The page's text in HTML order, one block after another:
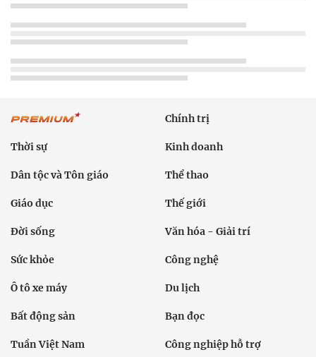
Chính trị
Thời sự Kinh doanh
Dân tộc và Tôn giáo Thể thao
Giáo dục Thế giới
Đời sống Văn hóa - Giải trí
Sức khỏe Công nghệ
Ô tô xe máy Du lịch
Bất động sản Bạn đọc
Tuần Việt Nam Công nghiệp hỗ trợ